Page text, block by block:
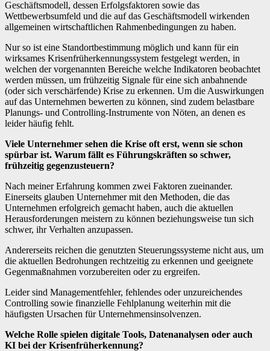
Geschäftsmodell, dessen Erfolgsfaktoren sowie das
Wettbewerbsumfeld und die auf das Geschäftsmodell wirkenden
allgemeinen wirtschaftlichen Rahmenbedingungen zu haben.
Nur so ist eine Standortbestimmung möglich und kann für ein
wirksames Krisenfrüherkennungssystem festgelegt werden, in
welchen der vorgenannten Bereiche welche Indikatoren beobachtet
werden müssen, um frühzeitig Signale für eine sich anbahnende
(oder sich verschärfende) Krise zu erkennen. Um die Auswirkungen
auf das Unternehmen bewerten zu können, sind zudem belastbare
Planungs- und Controlling-Instrumente von Nöten, an denen es
leider häufig fehlt.
Viele Unternehmer sehen die Krise oft erst, wenn sie schon
spürbar ist. Warum fällt es Führungskräften so schwer,
frühzeitig gegenzusteuern?
Nach meiner Erfahrung kommen zwei Faktoren zueinander.
Einerseits glauben Unternehmer mit den Methoden, die das
Unternehmen erfolgreich gemacht haben, auch die aktuellen
Herausforderungen meistern zu können beziehungsweise tun sich
schwer, ihr Verhalten anzupassen.
Andererseits reichen die genutzten Steuerungssysteme nicht aus, um
die aktuellen Bedrohungen rechtzeitig zu erkennen und geeignete
Gegenmaßnahmen vorzubereiten oder zu ergreifen.
Leider sind Managementfehler, fehlendes oder unzureichendes
Controlling sowie finanzielle Fehlplanung weiterhin mit die
häufigsten Ursachen für Unternehmensinsolvenzen.
Welche Rolle spielen digitale Tools, Datenanalysen oder auch
KI bei der Krisenfrüherkennung?